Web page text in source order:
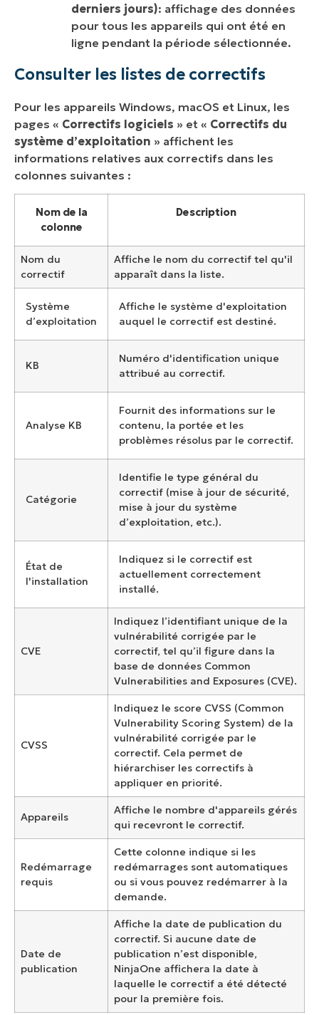
derniers jours): affichage des données
pour tous les appareils qui ont été en
ligne pendant la période sélectionnée.
Consulter les listes de correctifs
Pour les appareils Windows, macOS et Linux, les
pages « Correctifs logiciels » et « Correctifs du
système d’exploitation » affichent les
informations relatives aux correctifs dans les
colonnes suivantes :
Nom de la
colonne
Description
Nom du
correctif
Affiche le nom du correctif tel qu'il
apparaît dans la liste.
Système
d’exploitation
Affiche le système d'exploitation
auquel le correctif est destiné.
KB
Numéro d'identification unique
attribué au correctif.
Analyse KB
Fournit des informations sur le
contenu, la portée et les
problèmes résolus par le correctif.
Catégorie
Identifie le type général du
correctif (mise à jour de sécurité,
mise à jour du système
d’exploitation, etc.).
État de
l'installation
Indiquez si le correctif est
actuellement correctement
installé.
CVE
Indiquez l’identifiant unique de la
vulnérabilité corrigée par le
correctif, tel qu’il figure dans la
base de données Common
Vulnerabilities and Exposures (CVE).
CVSS
Indiquez le score CVSS (Common
Vulnerability Scoring System) de la
vulnérabilité corrigée par le
correctif. Cela permet de
hiérarchiser les correctifs à
appliquer en priorité.
Appareils
Affiche le nombre d'appareils gérés
qui recevront le correctif.
Redémarrage
requis
Cette colonne indique si les
redémarrages sont automatiques
ou si vous pouvez redémarrer à la
demande.
Date de
publication
Affiche la date de publication du
correctif. Si aucune date de
publication n’est disponible,
NinjaOne affichera la date à
laquelle le correctif a été détecté
pour la première fois.